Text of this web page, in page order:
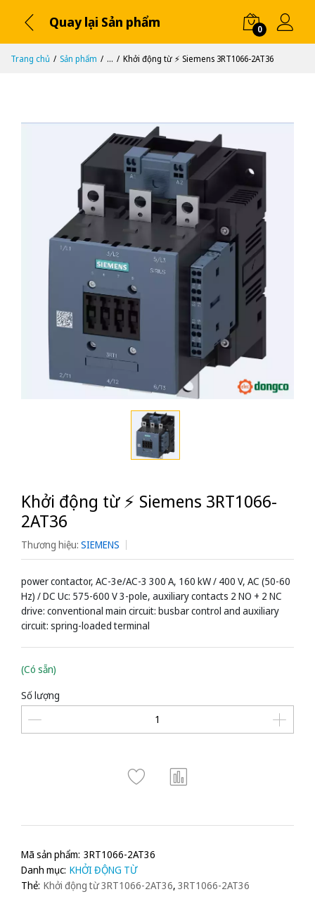
Quay lại Sản phẩm 0
Trang chủ Sản phẩm ... Khởi động từ ⚡️ Siemens 3RT1066-2AT36
Khởi động từ ⚡️ Siemens 3RT1066-
2AT36
Thương hiệu: SIEMENS
power contactor, AC-3e/AC-3 300 A, 160 kW / 400 V, AC (50-60
Hz) / DC Uc: 575-600 V 3-pole, auxiliary contacts 2 NO + 2 NC
drive: conventional main circuit: busbar control and auxiliary
circuit: spring-loaded terminal
(Có sẵn)
Số lượng
Mã sản phẩm: 3RT1066-2AT36
Danh mục: KHỞI ĐỘNG TỪ
Thẻ: Khởi động từ 3RT1066-2AT36, 3RT1066-2AT36